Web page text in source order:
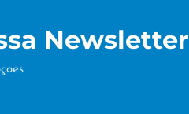
Newsletter